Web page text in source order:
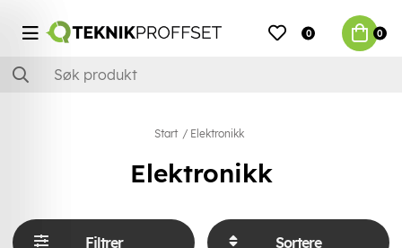
0 0
Start Elektronikk
Elektronikk
Filtrer Sortere